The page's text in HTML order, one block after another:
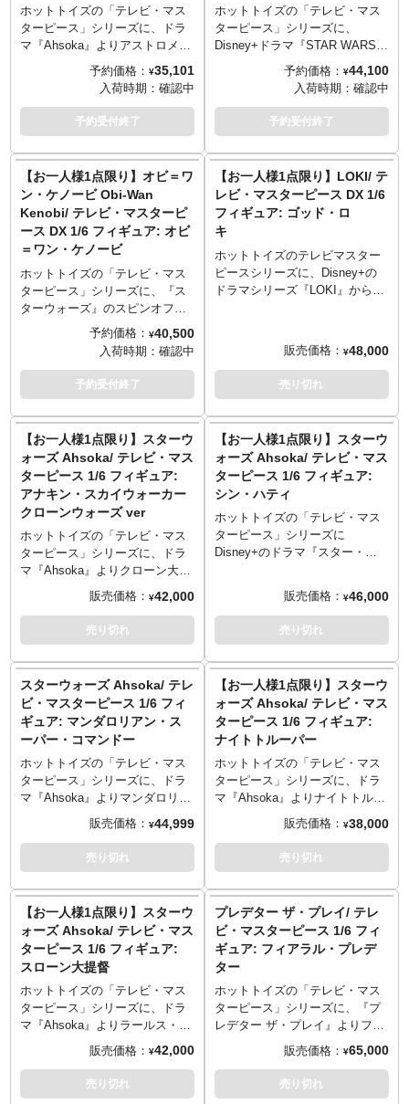
ト・バックパックなど、質感や
ディテールにこだわり、細部に
至るまで精巧な仕上がり。展開
るウィングは、フライトバック
パックへの取り付けが可能で、
可動ポイントを有し、飛翔や防
御など、さまざまな状態でのデ
可能な「キャプテン・アメリ
カ」のシールド、鳥型のドロー
ン「レッドウィング」、作品の
ロゴなどがデザインされた特別
仕様の台座が付属。自由に保持
位置が変更できるフレキシブル
ピラーを採用し、劇中で魅せる
数々のアクションシーンを楽し
むことが可能。
シリーズ番号: TM#040
スケール: 1/6スケール
サイズ: 高さ約30センチ
可動ポイント: 30箇所
生産情報: 初回限定生産
製品種別: ハイエンド1/6スケー
ル可動式フィギュア
付属品（武器）: シールド
付属品（アクセサリー）: ウィン
グパーツ、レッドウィング、差
し替え用ハンドパーツx6、特製
台座
バーコード番号: 4895228607829
を、全高約32cm、30箇所以上が
可動するハイエンドな1/6スケー
ルのフィギュアとして立体化。
可動ギミックを搭載。着脱可能
なクロークは、ワイヤーを内蔵
しているので動きをつけること
も可能。オレンジの光刃のライ
ライトアップ機能を搭載したタ
イプと、ベルトに下げたり単体
で飾ることができる通常タイプ
の2種が付属。
※こちらの商品はお一人様1点ま
でのご予約・注文とさせていた
だきます。お一人様で複数のご
予約、同住所でのご予約・注文
ホットトイズの「テレビ・マス
ターピース」シリーズに、ドラ
マ『Ahsoka』よりアストロメク
ドロイド「チョッパー」がライ
ンナップ。長年ヘラ・シンドゥ
ーラの相棒として活躍する「C1-
10P」ことチョッパーを、全高
約18センチ、10箇所以上可動の
左右への可動を内蔵したヘッド
部、ボディの外装は、質感やデ
ィテールにこだわり、さらにウ
ェザリングを追加するなど、細
部に至るまで精巧な仕上がり。
ボディ下部へ着脱が可能なホイ
ールに、回転ギミックを内蔵。
可動式アームとアンテナの差し
替えパーツ、ヒュイヤンのホロ
追跡装置が付属し、さまざまな
シチュエーションが再現可能。
※こちらの商品はお一人様1点ま
でのご予約・注文とさせていた
予約、同住所でのご予約・注文
が確認されましたらキャンセル
とさせていただきますのでご注
意ください。
予約価格： ¥35,101
入荷時期： 確認中
予約受付終了
ホットトイズの「テレビ・マス
ターピース」シリーズに、
Disney+ドラマ『STAR WARS
THE BAD BATCH』よりテクが
ラインナップ。劇中のテクの姿
を、全高約31センチ、30箇所以
上可動のフィギュアとして立体
化。着脱可能なゴーグルをかけ
バイザーが付いた、テク専用ヘ
ルメットを装着することが可
能。特有のマーキングが入った
装甲服は、工具を取り付けられ
るユーティリティベルトや、イ
ンナースーツなど、質感やディ
テールにこだわり、細部に至る
まで精巧な仕上がりに。数々の
ル部は開閉ギミックあり。ホル
スターに収納可能なブラスター
ピストル2丁、サーマルデトネー
バックパック、データパッド、
ライト、グラブツール、溶接
機、ハンマー、多彩な差し替え
用ハンドパーツ、アートカード
が装着可能な台座を使用し、さ
まざまな劇中シーンが演出可
能。
※こちらの商品はお一人様1点ま
予約、同住所でのご予約・注文
が確認されましたらキャンセル
とさせていただきますのでご注
予約価格： ¥44,100
入荷時期： 確認中
予約受付終了
【お一人様1点限り】オビ＝ワ
ン・ケノービ Obi-Wan
Kenobi/ テレビ・マスターピ
ース DX 1/6 フィギュア: オビ
＝ワン・ケノービ
ホットトイズの「テレビ・マス
ターピース」シリーズに、『ス
ターウォーズ』のスピンオフ作
品『Obi-Wan Kenobi』よりオビ
＝ワン・ケノービがラインナッ
プ。劇中の姿を、全高約31セン
チ、30箇所以上可動のDX版フィ
ギュアとして立体化。新規造形
は、眼球可動ギミックを搭載
し、かつハンドペイントによる
丁寧塗装。着脱可能なジェダイ
ローブ、チュニックやブーツと
いった衣装は、質感やディテー
ルにこだわり、細部に至るまで
精巧な仕上がりに。ライトセー
バー2種（LEDライトアップ、ラ
イトアップなし）、ライトセー
ーピストル、レイアが所有する
ドロイド「LO-LA59」、バイノ
キュラー、ベイル・オーガナの
ター、多彩な差し替え用ハンド
パーツを使用し、オビ＝ワンが
魅せた印象的な「ソレス」な姿
の演出が可能。ベイダーとの戦
いを繰り広げた惑星の岩場と、
フォースで浮遊する石を造形し
たジオラマ風台座も付属。
※こちらの商品はお一人様1点ま
だきます。お一人様で複数のご
予約、同住所でのご予約・注文
が確認されましたらキャンセル
意ください。
予約価格： ¥40,500
入荷時期： 確認中
予約受付終了
【お一人様1点限り】LOKI/ テ
レビ・マスターピース DX 1/6
フィギュア: ゴッド・ロ
キ
ホットトイズのテレビマスター
ピースシリーズに、Disney+の
ドラマシリーズ『LOKI』からゴ
上可動のフィギュアとして立体
化。演じるトム・ヒドルストン
の頭部は、眼球可動ギミックが
内蔵した新規開発で、視線変更
ヘアも本人さながら。長い角が
伸びた冠はマグネットで着脱、
ワイヤー内蔵のクローク、布製
のコスチュームは、質感やディ
テールにこだわり、細部に至る
まで精巧な仕上がり。2束のタイ
ムライン、手に取り付けられる
エフェクトパーツ、タイムライ
金の王座、分岐するタイムライ
ンが描かれたバックボードなど
を使用し、ドラマの印象的なシ
※こちらの商品はお一人様1点ま
でのご予約・注文とさせていた
だきます。お一人様で複数のご
予約、同住所でのご予約・注文
が確認されましたらキャンセル
とさせていただきますのでご注
意ください。
販売価格： ¥48,000
売り切れ
【お一人様1点限り】スターウ
ォーズ Ahsoka/ テレビ・マス
ターピース 1/6 フィギュア:
アナキン・スカイウォーカー
クローンウォーズ ver
ホットトイズの「テレビ・マス
ターピース」シリーズに、ドラ
マ『Ahsoka』よりクローン大戦
時のアナキン・スカイウォーカ
ーがラインナップ。ヘイデン・
クリステンセンが演じたアナキ
ンの姿を、全高約31センチ、30
搭載した新規造型の頭部は、柔
和な表情が特徴的で、カーリー
ヘア、傷や皺なども再現。アニ
メーション作品『クローンウォ
ーズ』でおなじみのコスチュー
ムは、肩当てと胸当て、チュニ
ック、レザー風グローブとブー
だわり、細部に至るまで精巧な
仕上がりに。ライトセーバー2種
（USBによるLEDライト搭載タ
ツ、多彩な差し替え用ハンドパ
ーツ、ホロプロジェクター、ホ
ログラム3種（アソーカ・タノ、
オビ＝ワン・ケノービ、キャプ
テン・レックス）、砂地をイメ
ージしたジオラマ台座を使用
し、さまざまなディスプレイに
対応。
でのご予約・注文とさせていた
だきます。お一人様で複数のご
予約、同住所でのご予約・注文
販売価格： ¥42,000
売り切れ
【お一人様1点限り】スターウ
ォーズ Ahsoka/ テレビ・マス
ターピース 1/6 フィギュア:
シン・ハティ
ホットトイズの「テレビ・マス
ターピース」シリーズに
Disney+のドラマ『スター・ウ
ティが登場です。シン・ハティ
は、元ジェダイのベイラン・ス
コールに師事する傭兵だ。ベイ
ラン同様にオレンジの光刃のラ
る。ベイランと共に同盟関係を
結んだナイトシスターのモーガ
ン・エルズベスに協力し、スロ
ーン大提督の復活を阻止しよう
とするアソーカ・タノやサビー
ヌ・レンと対立している。そん
なシン・ハティを、全高約
29cm、28箇所以上が可動するハ
ュアとして立体化。
新規開発となるヘッドは、眼球
可動ギミックを搭載。着脱可能
しているので動きをつけること
も可能。オレンジの光刃のライ
トセーバーは、USBによるLED
ライトアップ機能を搭載したタ
イプと、ベルトに下げたり単体
で飾ることができる通常タイプ
の2種が付属。また、アクセサリ
ーとして、ホロプロジェクター
プローブ・ドロイドには専用ス
タンドが付いてくるので、空中
に浮遊した状態でのディスプレ
販売価格： ¥46,000
売り切れ
スターウォーズ Ahsoka/ テレ
ビ・マスターピース 1/6 フィ
ギュア: マンダロリアン・ス
ーパー・コマンドー
ホットトイズの「テレビ・マス
ターピース」シリーズに、ドラ
マ『Ahsoka』よりマンダロリア
ン・スーパー・コマンドーがラ
インナップ。劇中の姿を、全高
約31センチ、30箇所以上可動の
フィギュアとして立体化。ダー
したヘルメット、アーマーやガ
ントレット、色褪せたインナー
スーツ、着脱可能なジェットパ
ックなど、質感やディテールに
こだわり、ウェザリングが追加
されるなど、細部に至るまで精
巧な仕上がりに。ガントレット
に装着できるシールド、ブラス
収納可能なブラスター・ピスト
ル、多彩な差し替え用ハンドパ
ーツ、砂地をイメージしたジオ
販売価格： ¥44,999
売り切れ
【お一人様1点限り】スターウ
ォーズ Ahsoka/ テレビ・マス
ターピース 1/6 フィギュア:
ナイトトルーパー
ホットトイズの「テレビ・マス
ターピース」シリーズに、ドラ
マ『Ahsoka』よりナイトトルー
パーがラインナップ。劇中の姿
を、全高約31センチ、30箇所以
上可動のフィギュアとして立体
化。金継ぎを思わせる意匠のあ
入り修繕部もある装甲、インナ
ーや腰巻きなど、質感やディテ
ールにこだわり、ウェザリング
を追加するなど、細部に至るま
で精巧に再現。ブラスター・ラ
イフル2丁、多彩な差し替え用ハ
ンドパーツ、床面が造形された
台座と、さまざまなシチュエー
※こちらの商品はお一人様1点ま
でのご予約・注文とさせていた
販売価格： ¥38,000
売り切れ
【お一人様1点限り】スターウ
ォーズ Ahsoka/ テレビ・マス
ターピース 1/6 フィギュア:
スローン大提督
ホットトイズの「テレビ・マス
ターピース」シリーズに、ドラ
マ『Ahsoka』よりラールス・ミ
ケルセン演じるスローン大提督
がラインナップ。劇中の姿を、
全高約32センチ、30箇所以上可
動のフィギュアとして立体化。
販売価格： ¥42,000
売り切れ
プレデター ザ・プレイ/ テレ
ビ・マスターピース 1/6 フィ
ギュア: フィアラル・プレデ
ター
ホットトイズの「テレビ・マス
ターピース」シリーズに、『プ
レデター ザ・プレイ』よりフィ
アラル・プレデターがラインナ
ップ。劇中の姿を、全高約37セ
ンチ、16箇所以上可動のフィギ
ュアとして立体化。ラバー素材
販売価格： ¥65,000
売り切れ